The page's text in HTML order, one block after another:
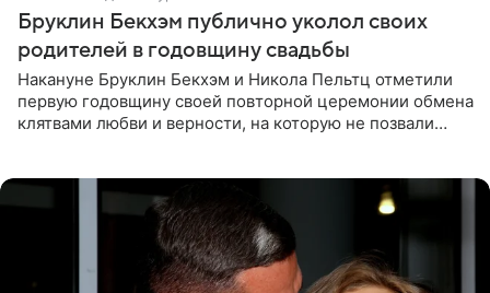
Бруклин Бекхэм публично уколол своих
родителей в годовщину свадьбы
Накануне Бруклин Бекхэм и Никола Пельтц отметили
первую годовщину своей повторной церемонии обмена
клятвами любви и верности, на которую не позвали